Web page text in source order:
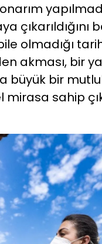
çıkarıldığını
olmadığı
akması, bir
büyük bir
sahip